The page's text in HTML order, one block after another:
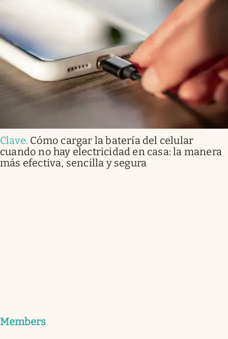
Clave. Cómo cargar la batería del celular
cuando no hay electricidad en casa: la manera
más efectiva, sencilla y segura
Members